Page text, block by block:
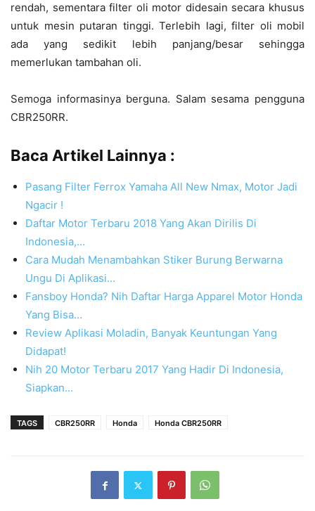
rendah, sementara filter oli motor didesain secara khusus
untuk mesin putaran tinggi. Terlebih lagi, filter oli mobil
ada yang sedikit lebih panjang/besar sehingga
memerlukan tambahan oli.
Semoga informasinya berguna. Salam sesama pengguna
CBR250RR.
Baca Artikel Lainnya :
Pasang Filter Ferrox Yamaha All New Nmax, Motor Jadi
Ngacir !
Daftar Motor Terbaru 2018 Yang Akan Dirilis Di
Indonesia,…
Cara Mudah Menambahkan Stiker Burung Berwarna
Ungu Di Aplikasi…
Fansboy Honda? Nih Daftar Harga Apparel Motor Honda
Yang Bisa…
Review Aplikasi Moladin, Banyak Keuntungan Yang
Didapat!
Nih 20 Motor Terbaru 2017 Yang Hadir Di Indonesia,
Siapkan…
TAGS CBR250RR Honda Honda CBR250RR